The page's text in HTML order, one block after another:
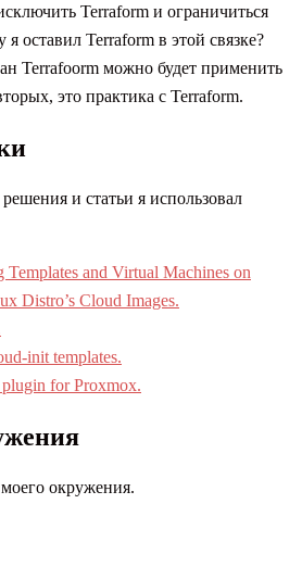
Terraform и ограничиться
оставил Terraform в этой связке?
Terrafoorm можно будет применить
это практика с Terraform.
и статьи я использовал
Templates and Virtual Machines on
Distro’s Cloud Images.
init templates.
for Proxmox.
окружения.